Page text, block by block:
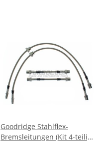
Goodridge Stahlflex-
Bremsleitungen (Kit 4-teilig,